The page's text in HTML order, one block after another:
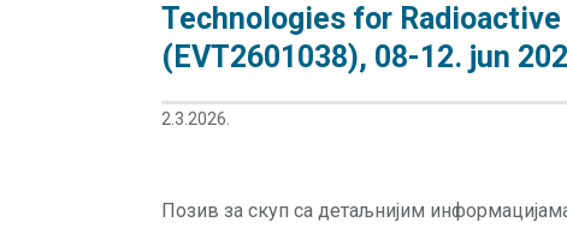
Technologies for
(EVT2601038), 08-12. jun
2.3.2026.
Позив за скуп са детаљнијим